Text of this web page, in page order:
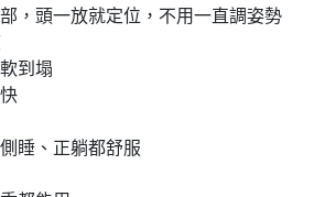
，頭一放就定位，不用一直調姿勢
到塌
睡、正躺都舒服